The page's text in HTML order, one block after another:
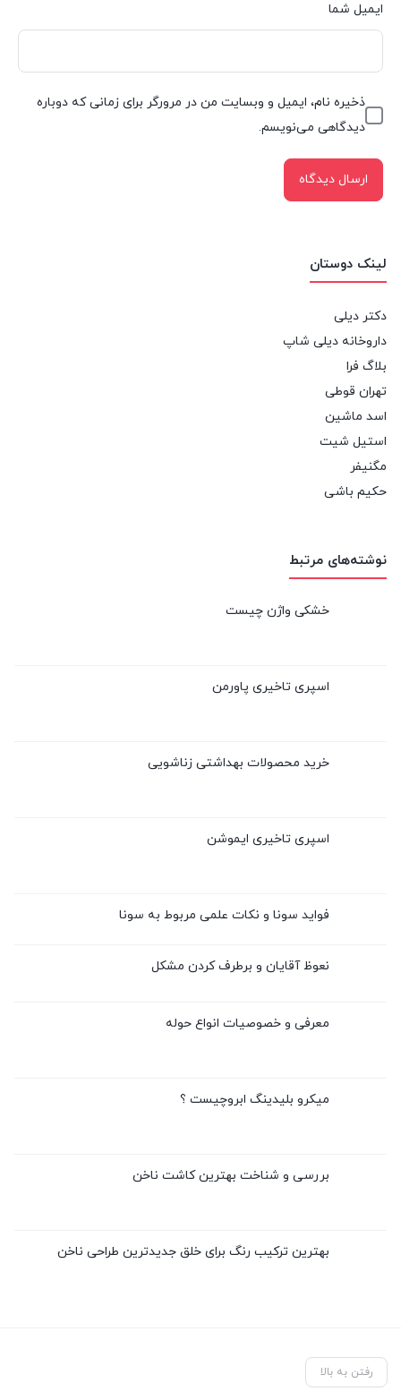
لینک دوستان
دکتر دیلی
داروخانه دیلی شاپ
بلاگ فرا
تهران قوطی
اسد ماشین
استیل شیت
مگنیفر
حکیم باشی
نوشته‌های مرتبط
خشکی واژن چیست
اسپری تاخیری پاورمن
خرید محصولات بهداشتی زناشویی
اسپری تاخیری ایموشن
فواید سونا و نکات علمی مربوط به سونا
نعوظ آقایان و برطرف کردن مشکل
معرفی و خصوصیات انواع حوله
میکرو بلیدینگ ابروچیست ؟
بررسی و شناخت بهترین کاشت ناخن
بهترین ترکیب رنگ برای خلق جدیدترین طراحی ناخن
ایمیل شما
ذخیره نام، ایمیل و وبسایت من در مرورگر برای زمانی که دوباره
دیدگاهی می‌نویسم.
رفتن به بالا